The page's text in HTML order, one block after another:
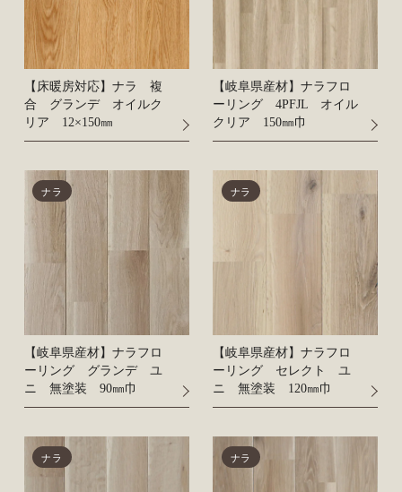
【床暖房対応】ナラ 複
合 グランデ オイルク
リア 12×150㎜
【岐阜県産材】ナラフロ
ーリング 4PFJL オイル
クリア 150㎜巾
ナラ
【岐阜県産材】ナラフロ
ーリング グランデ ユ
ニ 無塗装 90㎜巾
ナラ
【岐阜県産材】ナラフロ
ーリング セレクト ユ
ニ 無塗装 120㎜巾
ナラ ナラ